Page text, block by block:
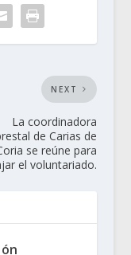
NEXT
La coordinadora
de Carias de
se reúne para
el voluntariado.